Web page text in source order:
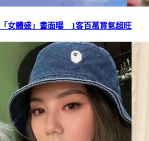
女體盛」畫面曝 1客百萬買氣超旺